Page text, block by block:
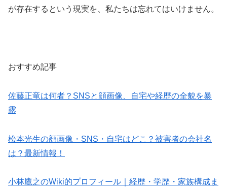
が存在するという現実を、私たちは忘れてはいけません。
おすすめ記事
佐藤正竜は何者？SNSと顔画像、自宅や経歴の全貌を暴
露
松本光生の顔画像・SNS・自宅はどこ？被害者の会社名
は？最新情報！
小林鷹之のWiki的プロフィール｜経歴・学歴・家族構成ま